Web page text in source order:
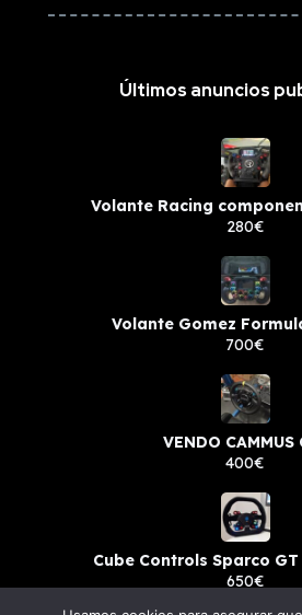
Últimos anuncios
Volante Racing
280€
Volante Gomez
700€
VENDO CAMMUS
400€
Cube Controls Sparco GT
650€